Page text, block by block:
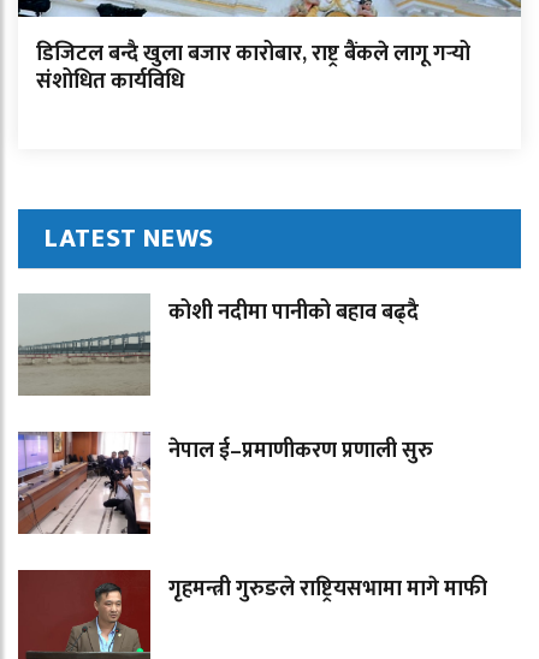
डिजिटल बन्दै खुला बजार कारोबार, राष्ट्र बैंकले लागू गर्‍यो
संशोधित कार्यविधि
LATEST NEWS
कोशी नदीमा पानीको बहाव बढ्दै
नेपाल ई–प्रमाणीकरण प्रणाली सुरु
गृहमन्त्री गुरुङले राष्ट्रियसभामा मागे माफी